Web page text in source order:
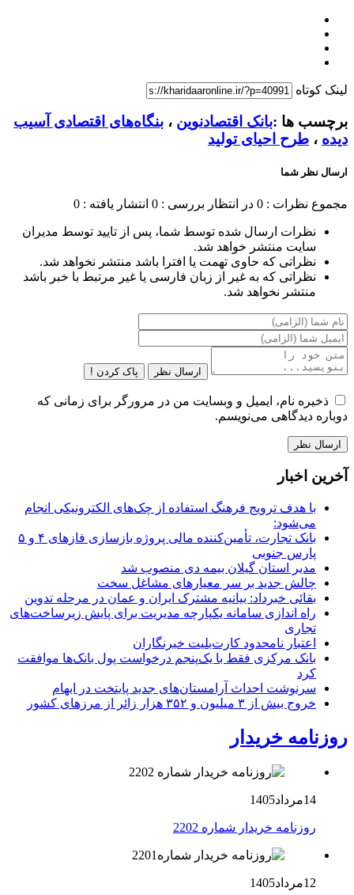
لینک کوتاه
برچسب ها :بانک اقتصادنوین ، بنگاه‌های اقتصادی آسیب
دیده ، طرح احیای تولید
ارسال نظر شما
مجموع نظرات : 0 در انتظار بررسی : 0 انتشار یافته : 0
نظرات ارسال شده توسط شما، پس از تایید توسط مدیران
سایت منتشر خواهد شد.
نظراتی که حاوی تهمت یا افترا باشد منتشر نخواهد شد.
نظراتی که به غیر از زبان فارسی یا غیر مرتبط با خبر باشد
منتشر نخواهد شد.
ارسال نظر پاک کردن !
ذخیره نام، ایمیل و وبسایت من در مرورگر برای زمانی که
دوباره دیدگاهی می‌نویسم.
آخرین اخبار
با هدف ترویج فرهنگ استفاده از چک‌های الکترونیکی انجام
می‌شود:
بانک تجارت، تأمین‌کننده مالی پروژه بازسازی فازهای ۴ و ۵
پارس جنوبی
مدیر استان گیلان بیمه دی منصوب شد
چالش جدید بر سر معیارهای مشاغل سخت
بقائی خبرداد: بیانیه مشترک ایران و عمان در مرحله تدوین
راه اندازی سامانه یکپارچه مدیریت برای پایش زیرساخت‌های
تجاری
اعتبار نامحدود کارت‌بلیت خبرنگاران
بانک مرکزی فقط با یک‌‎پنجم درخواست پول بانک‌ها موافقت
کرد
سرنوشت احداث آرامستان‌های جدید پایتخت در ابهام
خروج بیش از ۳ میلیون و ۳۵۲ هزار زائر از مرزهای کشور
روزنامه خریدار
14مرداد1405
روزنامه خریدار شماره 2202
12مرداد1405